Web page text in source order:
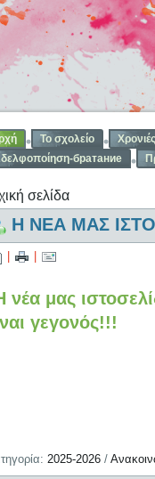
Το σχολείο Χρονιές
братание
σελίδα
Η ΝΕΑ ΜΑΣ
νέα μας
γεγονός!!!
2025-2026 /